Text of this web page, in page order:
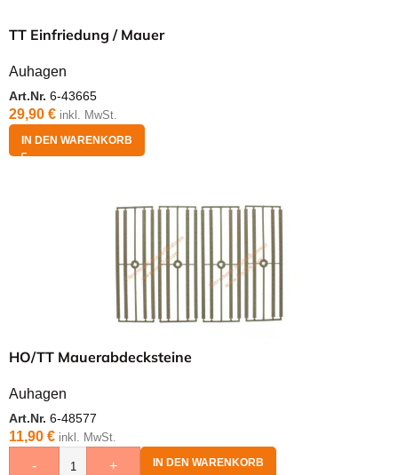
TT Einfriedung / Mauer
Auhagen
Art.Nr. 6-43665
29,90 € inkl. MwSt.
IN DEN WARENKORB
HO/TT Mauerabdecksteine
Auhagen
Art.Nr. 6-48577
11,90 € inkl. MwSt.
- + IN DEN WARENKORB